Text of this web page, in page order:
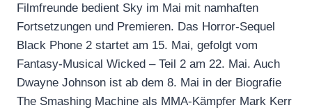
Filmfreunde bedient Sky im Mai mit namhaften
Fortsetzungen und Premieren. Das Horror-Sequel
Black Phone 2 startet am 15. Mai, gefolgt vom
Fantasy-Musical Wicked – Teil 2 am 22. Mai. Auch
Dwayne Johnson ist ab dem 8. Mai in der Biografie
The Smashing Machine als MMA-Kämpfer Mark Kerr